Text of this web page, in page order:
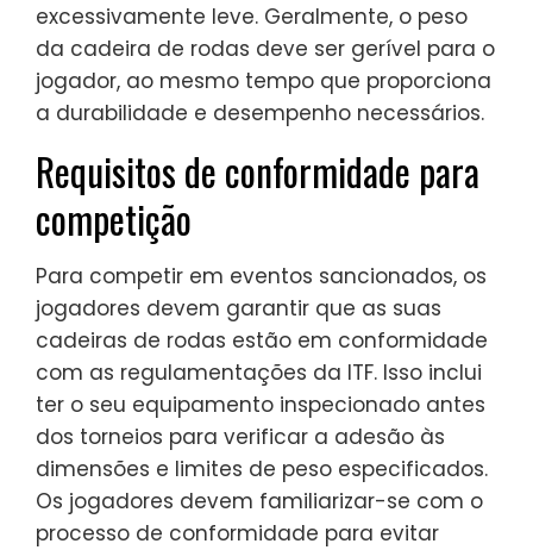
excessivamente leve. Geralmente, o peso
da cadeira de rodas deve ser gerível para o
jogador, ao mesmo tempo que proporciona
a durabilidade e desempenho necessários.
Requisitos de conformidade para
competição
Para competir em eventos sancionados, os
jogadores devem garantir que as suas
cadeiras de rodas estão em conformidade
com as regulamentações da ITF. Isso inclui
ter o seu equipamento inspecionado antes
dos torneios para verificar a adesão às
dimensões e limites de peso especificados.
Os jogadores devem familiarizar-se com o
processo de conformidade para evitar